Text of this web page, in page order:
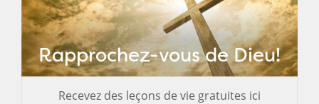
Rapprochez-vous de Dieu!
Recevez des leçons de vie gratuites ici